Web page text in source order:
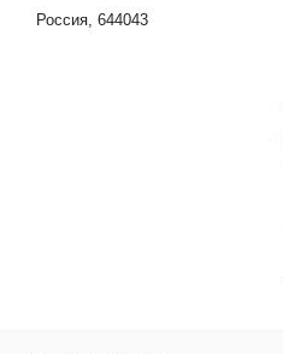
Россия, 644043